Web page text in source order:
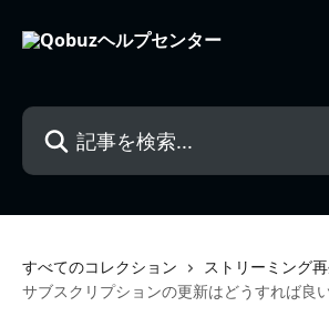
記事を検索...
すべてのコレクション
ストリーミング
サブスクリプションの更新はどうすれば良